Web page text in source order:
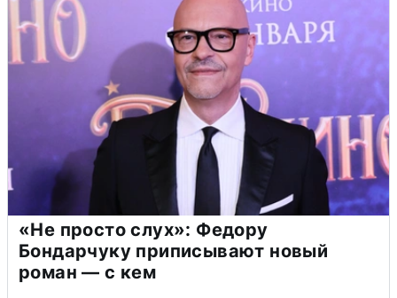
«Не просто слух»: Федору
Бондарчуку приписывают новый
роман — с кем